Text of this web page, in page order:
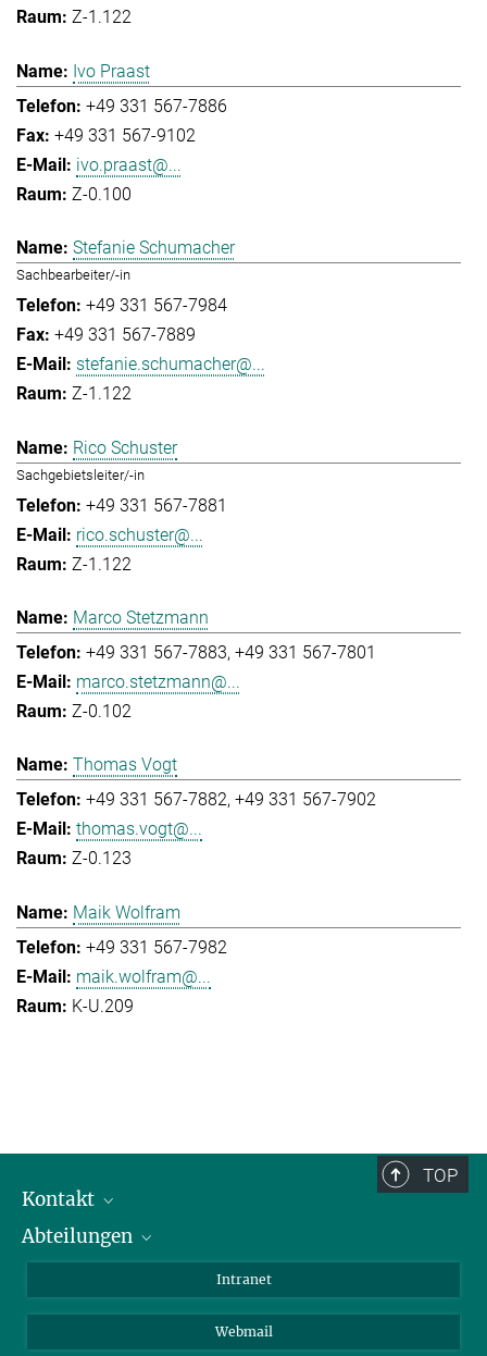
Z-1.122
Ivo Praast
+49 331 567-7886
+49 331 567-9102
ivo.praast@...
Z-0.100
Stefanie Schumacher
Sachbearbeiter/-in
+49 331 567-7984
+49 331 567-7889
stefanie.schumacher@...
Z-1.122
Rico Schuster
Sachgebietsleiter/-in
+49 331 567-7881
rico.schuster@...
Z-1.122
Marco Stetzmann
+49 331 567-7883 +49 331 567-7801
marco.stetzmann@...
Z-0.102
Thomas Vogt
+49 331 567-7882 +49 331 567-7902
thomas.vogt@...
Z-0.123
Maik Wolfram
+49 331 567-7982
maik.wolfram@...
K-U.209
TOP
Kontakt
Mitarbeiterverzeichnis
Abteilungen
Kolloidchemie
Intranet
Webmail